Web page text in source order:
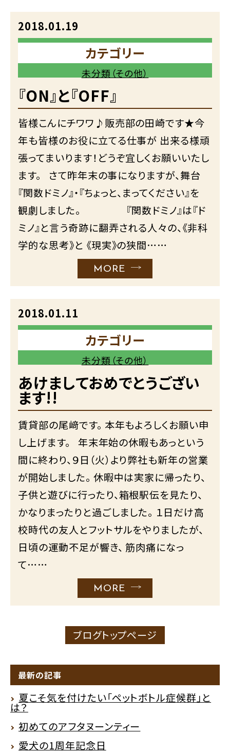
2018.01.19
カテゴリー
未分類（その他）
『ON』と『OFF』
皆様こんにチワワ♪販売部の田崎です★今
年も皆様のお役に立てる仕事が 出来る様頑
張ってまいります！どうぞ宜しくお願いいたし
ます。 さて昨年末の事になりますが、舞台
『関数ドミノ』・『ちょっと、まってください』を
観劇しました。 『関数ドミノ』は『ド
ミノ』と言う奇跡に翻弄される人々の、《非科
学的な思考》と 《現実》の狭間……
MORE
2018.01.11
カテゴリー
未分類（その他）
あけましておめでとうござい
ます!!
賃貸部の尾﨑です。 本年もよろしくお願い申
し上げます。 年末年始の休暇もあっという
間に終わり、９日（火）より弊社も新年の営業
が開始しました。 休暇中は実家に帰ったり、
子供と遊びに行ったり、箱根駅伝を見たり、
かなりまったりと過ごしました。 １日だけ高
校時代の友人とフットサルをやりましたが、
日頃の運動不足が響き、 筋肉痛になっ
て……
MORE
ブログトップページ
最新の記事
夏こそ気を付けたい「ペットボトル症候群」と
は？
初めてのアフタヌーンティー
愛犬の1周年記念日